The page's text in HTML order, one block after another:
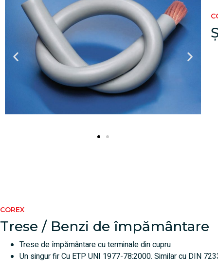
COREX
Trese / Benzi de împământare
Trese de împământare cu terminale din cupru
Un singur fir Cu ETP UNI 1977-78:2000. Similar cu DIN